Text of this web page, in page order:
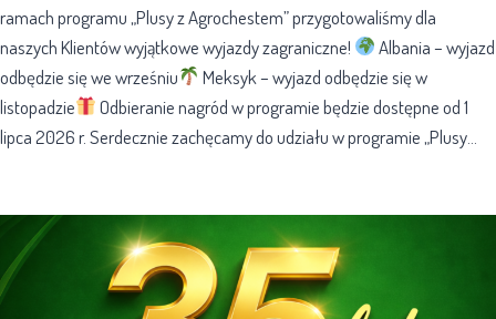
ramach programu „Plusy z Agrochestem” przygotowaliśmy dla
naszych Klientów wyjątkowe wyjazdy zagraniczne!
Albania – wyjazd
odbędzie się we wrześniu
Meksyk – wyjazd odbędzie się w
listopadzie
Odbieranie nagród w programie będzie dostępne od 1
lipca 2026 r. Serdecznie zachęcamy do udziału w programie „Plusy…